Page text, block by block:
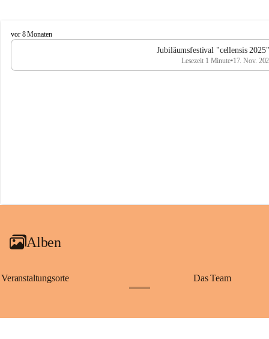
C
e
l
vor 8 Monaten
Jubiläumsfestival "cellensis
Lesezeit 1 Minute•17. Nov.
Alben
Veranstaltungsorte Das Team